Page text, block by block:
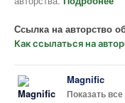
Ссылка на авторство
Как ссылаться на
Magnific
Показать